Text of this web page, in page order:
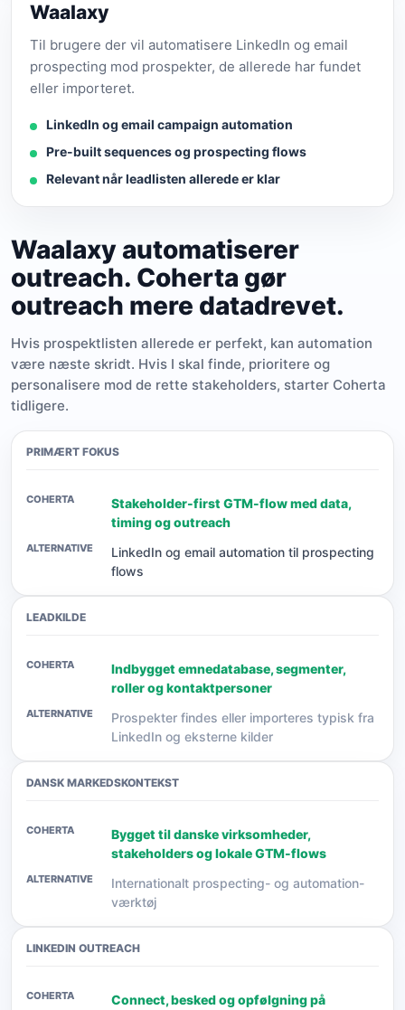
Waalaxy
Til brugere der vil automatisere LinkedIn og email
prospecting mod prospekter, de allerede har fundet
eller importeret.
LinkedIn og email campaign automation
Pre-built sequences og prospecting flows
Relevant når leadlisten allerede er klar
Waalaxy automatiserer
outreach. Coherta gør
outreach mere datadrevet.
Hvis prospektlisten allerede er perfekt, kan automation
være næste skridt. Hvis I skal finde, prioritere og
personalisere mod de rette stakeholders, starter Coherta
tidligere.
PRIMÆRT FOKUS
Stakeholder-first GTM-flow med data,
timing og outreach
LinkedIn og email automation til prospecting
flows
LEADKILDE
Indbygget emnedatabase, segmenter,
roller og kontaktpersoner
Prospekter findes eller importeres typisk fra
LinkedIn og eksterne kilder
DANSK MARKEDSKONTEKST
Bygget til danske virksomheder,
stakeholders og lokale GTM-flows
Internationalt prospecting- og automation-
værktøj
LINKEDIN OUTREACH
Connect, besked og opfølgning på